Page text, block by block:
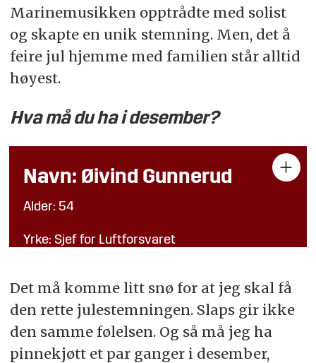
Marinemusikken opptrådte med solist
og skapte en unik stemning. Men, det å
feire jul hjemme med familien står alltid
høyest.
Hva må du ha i desember?
Navn: Øivind Gunnerud
Alder: 54
Yrke: Sjef for Luftforsvaret
Det må komme litt snø for at jeg skal få
den rette julestemningen. Slaps gir ikke
den samme følelsen. Og så må jeg ha
pinnekjøtt et par ganger i desember,